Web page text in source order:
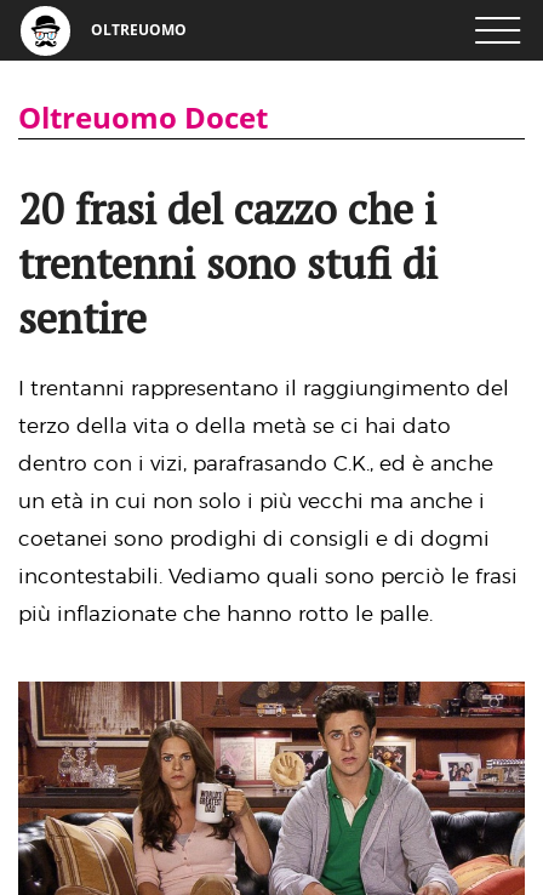
OLTREUOMO
Oltreuomo Docet
20 frasi del cazzo che i
trentenni sono stufi di
sentire
I trentanni rappresentano il raggiungimento del
terzo della vita o della metà se ci hai dato
dentro con i vizi, parafrasando C.K., ed è anche
un età in cui non solo i più vecchi ma anche i
coetanei sono prodighi di consigli e di dogmi
incontestabili. Vediamo quali sono perciò le frasi
più inflazionate che hanno rotto le palle.